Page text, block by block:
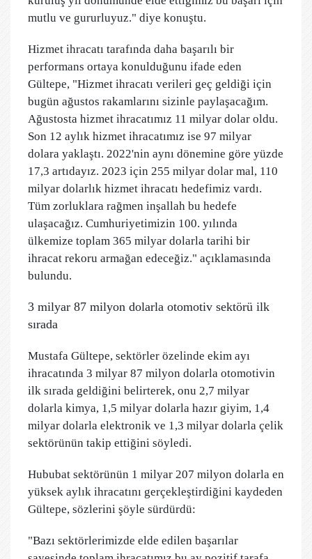
mutlu ve gururluyuz." diye konuştu.
Hizmet ihracatı tarafında daha başarılı bir
performans ortaya konulduğunu ifade eden
Gültepe, "Hizmet ihracatı verileri geç geldiği için
bugün ağustos rakamlarını sizinle paylaşacağım.
Ağustosta hizmet ihracatımız 11 milyar dolar oldu.
Son 12 aylık hizmet ihracatımız ise 97 milyar
dolara yaklaştı. 2022'nin aynı dönemine göre yüzde
17,3 artıdayız. 2023 için 255 milyar dolar mal, 110
milyar dolarlık hizmet ihracatı hedefimiz vardı.
Tüm zorluklara rağmen inşallah bu hedefe
ulaşacağız. Cumhuriyetimizin 100. yılında
ülkemize toplam 365 milyar dolarla tarihi bir
ihracat rekoru armağan edeceğiz." açıklamasında
bulundu.
3 milyar 87 milyon dolarla otomotiv sektörü ilk
sırada
Mustafa Gültepe, sektörler özelinde ekim ayı
ihracatında 3 milyar 87 milyon dolarla otomotivin
ilk sırada geldiğini belirterek, onu 2,7 milyar
dolarla kimya, 1,5 milyar dolarla hazır giyim, 1,4
milyar dolarla elektronik ve 1,3 milyar dolarla çelik
sektörünün takip ettiğini söyledi.
Hububat sektörünün 1 milyar 207 milyon dolarla en
yüksek aylık ihracatını gerçekleştirdiğini kaydeden
Gültepe, sözlerini şöyle sürdürdü:
"Bazı sektörlerimizde elde edilen başarılar